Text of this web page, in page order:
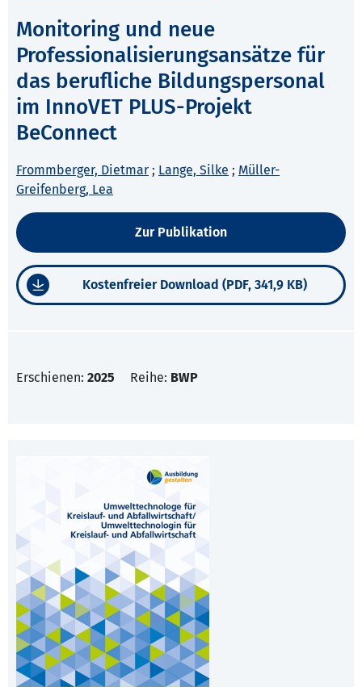
Monitoring und neue
Professionalisierungsansätze für
das berufliche Bildungspersonal
im InnoVET PLUS-Projekt
BeConnect
Frommberger, Dietmar ; Lange, Silke ; Müller-
Greifenberg, Lea
Zur Publikation
Kostenfreier Download (PDF, 341,9 KB)
Erschienen: 2025 Reihe: BWP